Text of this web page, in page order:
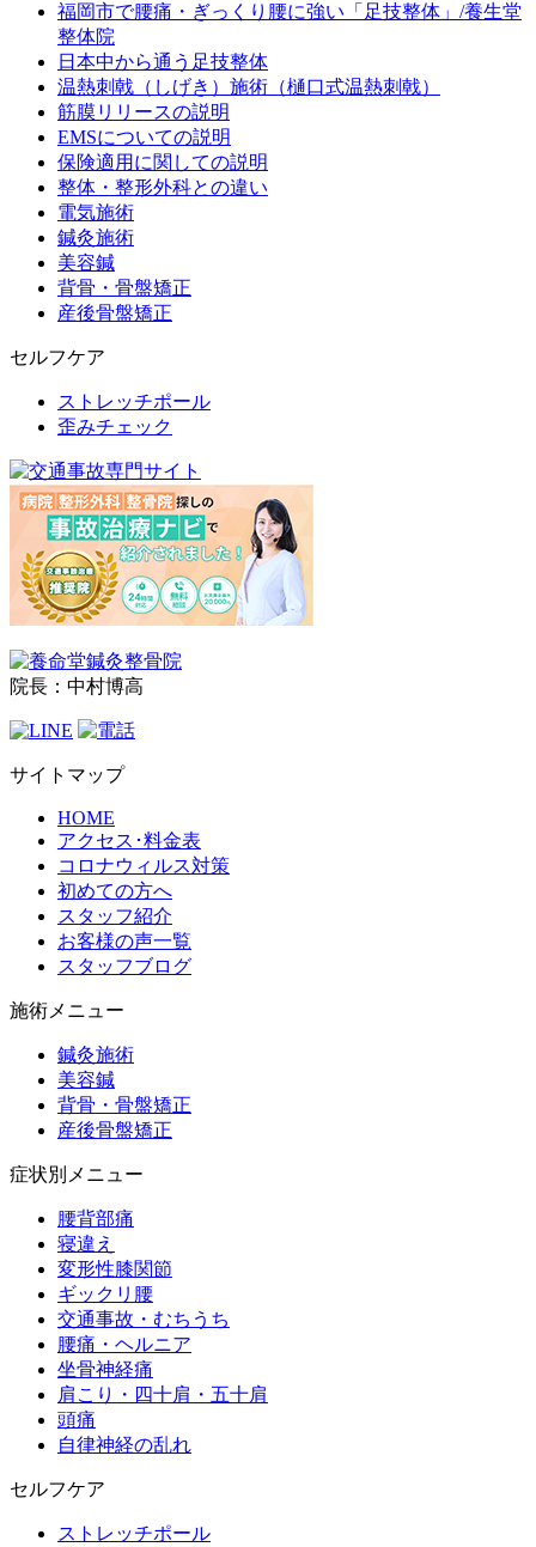
福岡市で腰痛・ぎっくり腰に強い「足技整体」/養生堂
整体院
日本中から通う足技整体
温熱刺戟（しげき）施術（樋口式温熱刺戟）
筋膜リリースの説明
EMSについての説明
保険適用に関しての説明
整体・整形外科との違い
電気施術
鍼灸施術
美容鍼
背骨・骨盤矯正
産後骨盤矯正
セルフケア
ストレッチポール
歪みチェック
院長：中村博高
サイトマップ
HOME
アクセス･料金表
コロナウィルス対策
初めての方へ
スタッフ紹介
お客様の声一覧
スタッフブログ
施術メニュー
鍼灸施術
美容鍼
背骨・骨盤矯正
産後骨盤矯正
症状別メニュー
腰背部痛
寝違え
変形性膝関節
ギックリ腰
交通事故・むちうち
腰痛・ヘルニア
坐骨神経痛
肩こり・四十肩・五十肩
頭痛
自律神経の乱れ
セルフケア
ストレッチポール